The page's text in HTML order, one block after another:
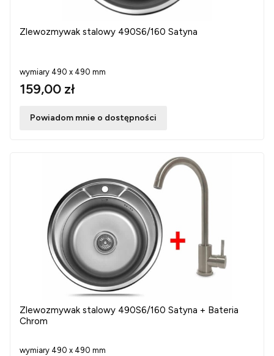
Zlewozmywak stalowy 490S6/160 Satyna
wymiary 490 x 490 mm
159,00 zł
Powiadom mnie o dostępności
Zlewozmywak stalowy 490S6/160 Satyna + Bateria
Chrom
wymiary 490 x 490 mm